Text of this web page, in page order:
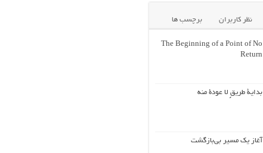
نظر کاربران برچسب ها
The Beginning of a Point of No
Return
بداية طريقٍ لا عودة منه
آغاز یک مسیر بی‌بازگشت